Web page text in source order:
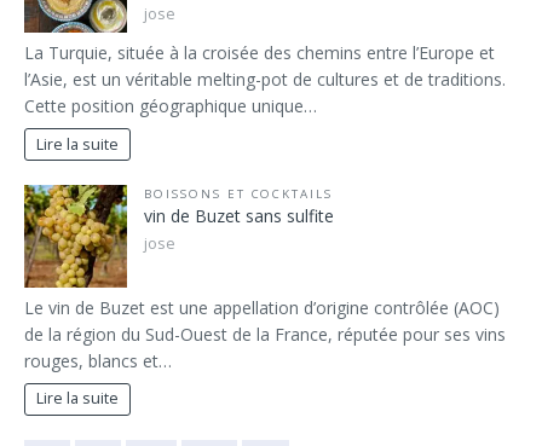
jose
La Turquie, située à la croisée des chemins entre l’Europe et
l’Asie, est un véritable melting-pot de cultures et de traditions.
Cette position géographique unique…
Lire la suite
BOISSONS ET COCKTAILS
vin de Buzet sans sulfite
jose
Le vin de Buzet est une appellation d’origine contrôlée (AOC)
de la région du Sud-Ouest de la France, réputée pour ses vins
rouges, blancs et…
Lire la suite